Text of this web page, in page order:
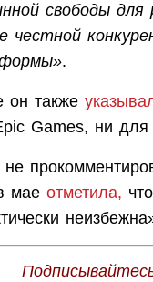
свободы
честной
.
он также
Games, ни для
не
мае отметила,